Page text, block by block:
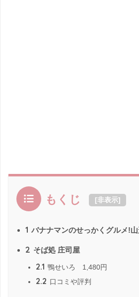
もくじ [非表示]
1 バナナマンのせっかくグルメ!
2 そば処 庄司屋
2.1 鴨せいろ 1,480円
2.2 口コミや評判